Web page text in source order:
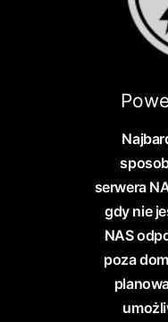
serwera
gdy nie
NAS
poza